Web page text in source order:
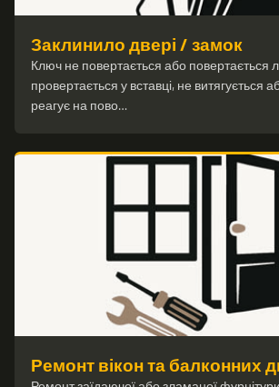
Заклинило двері / замок
Ключ не повертається або повертається
провертається у вставці, не витягується
реагує на пово…
Ремонт вікон та балконних